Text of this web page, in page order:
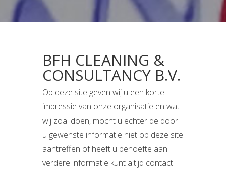
BFH CLEANING &
CONSULTANCY B.V.
Op deze site geven wij u een korte
impressie van onze organisatie en wat
wij zoal doen, mocht u echter de door
u gewenste informatie niet op deze site
aantreffen of heeft u behoefte aan
verdere informatie kunt altijd contact